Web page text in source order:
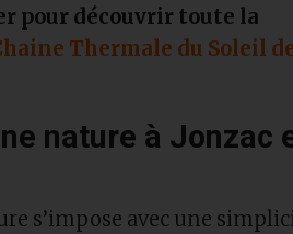
pour découvrir toute la
Thermale du Soleil
nature à Jonzac
s’impose avec une